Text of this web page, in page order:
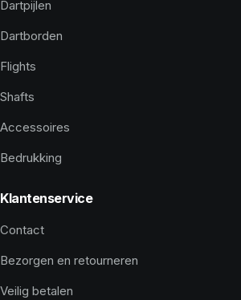
Dartpijlen
Dartborden
Flights
Shafts
Accessoires
Bedrukking
Klantenservice
Contact
Bezorgen en retourneren
Veilig betalen